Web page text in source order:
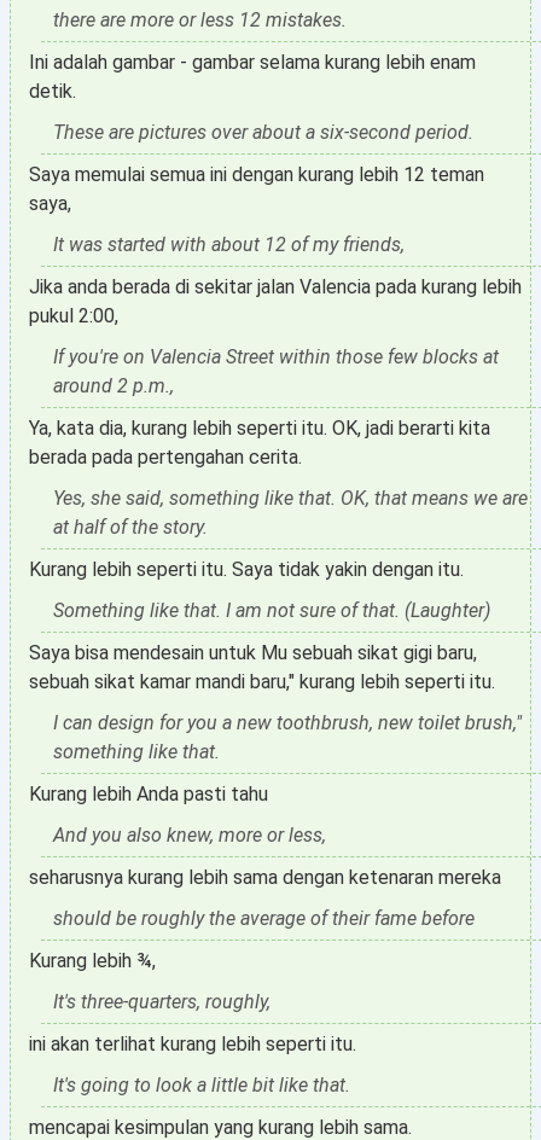
there are more or less 12 mistakes.
Ini adalah gambar - gambar selama kurang lebih enam
detik.
These are pictures over about a six-second period.
Saya memulai semua ini dengan kurang lebih 12 teman
saya,
It was started with about 12 of my friends,
Jika anda berada di sekitar jalan Valencia pada kurang lebih
pukul 2:00,
If you're on Valencia Street within those few blocks at
around 2 p.m.,
Ya, kata dia, kurang lebih seperti itu. OK, jadi berarti kita
berada pada pertengahan cerita.
Yes, she said, something like that. OK, that means we are
at half of the story.
Kurang lebih seperti itu. Saya tidak yakin dengan itu.
Something like that. I am not sure of that. (Laughter)
Saya bisa mendesain untuk Mu sebuah sikat gigi baru,
sebuah sikat kamar mandi baru," kurang lebih seperti itu.
I can design for you a new toothbrush, new toilet brush,"
something like that.
Kurang lebih Anda pasti tahu
And you also knew, more or less,
seharusnya kurang lebih sama dengan ketenaran mereka
should be roughly the average of their fame before
Kurang lebih ¾,
It's three-quarters, roughly,
ini akan terlihat kurang lebih seperti itu.
It's going to look a little bit like that.
mencapai kesimpulan yang kurang lebih sama.